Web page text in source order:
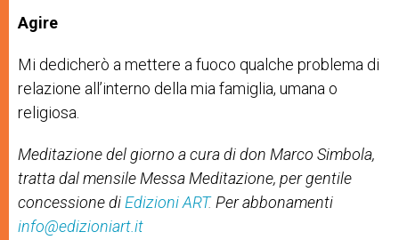
Agire
Mi dedicherò a mettere a fuoco qualche problema di
relazione all’interno della mia famiglia, umana o
religiosa.
Meditazione del giorno a cura didon Marco Simbola,
tratta dal mensile Messa Meditazione, per gentile
concessione di Edizioni ART. Per abbonamenti
info@edizioniart.it